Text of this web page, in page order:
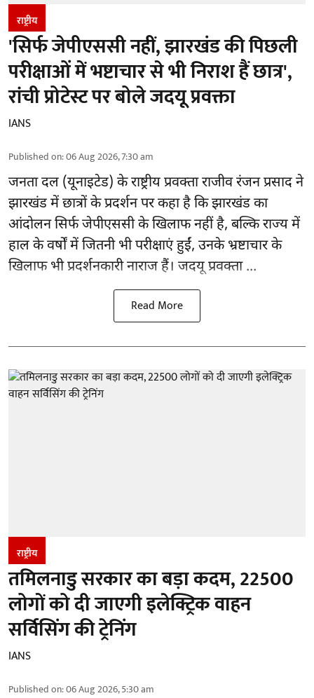
राष्ट्रीय
'सिर्फ जेपीएससी नहीं, झारखंड की पिछली
परीक्षाओं में भष्टाचार से भी निराश हैं छात्र',
रांची प्रोटेस्ट पर बोले जदयू प्रवक्ता
IANS
Published on:06 Aug 2026, 7:30 am
जनता दल (यूनाइटेड) के राष्ट्रीय प्रवक्ता राजीव रंजन प्रसाद ने
झारखंड में छात्रों के प्रदर्शन पर कहा है कि झारखंड का
आंदोलन सिर्फजेपीएससीके खिलाफ नहीं है, बल्कि राज्य में
हाल के वर्षों में जितनी भी परीक्षाएं हुईं, उनके भ्रष्टाचार के
खिलाफ भी प्रदर्शनकारी नाराज हैं। जदयू प्रवक्ता ...
Read More
राष्ट्रीय
तमिलनाडु सरकार का बड़ा कदम, 22500
लोगों को दी जाएगी इलेक्ट्रिक वाहन
सर्विसिंग की ट्रेनिंग
IANS
Published on:06 Aug 2026, 5:30 am